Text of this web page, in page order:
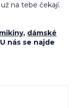
na tebe čekají.
, dámské
nás se najde